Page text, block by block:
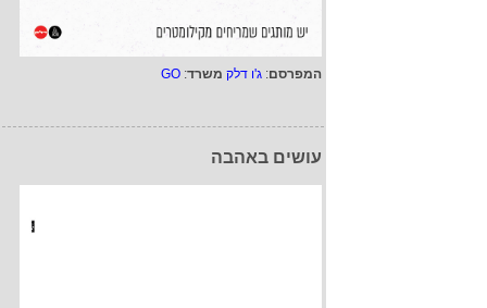
המפרסם: ג'ו דלק משרד:
GO
עושים באהבה